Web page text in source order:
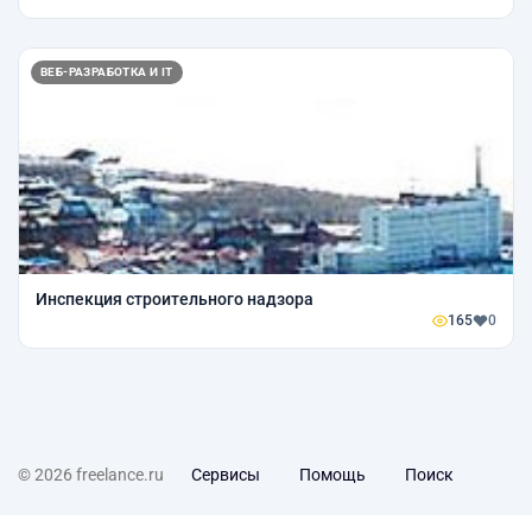
ВЕБ-РАЗРАБОТКА И IT
Инспекция строительного надзора
165 0
© 2026 freelance.ru Сервисы Помощь Поиск